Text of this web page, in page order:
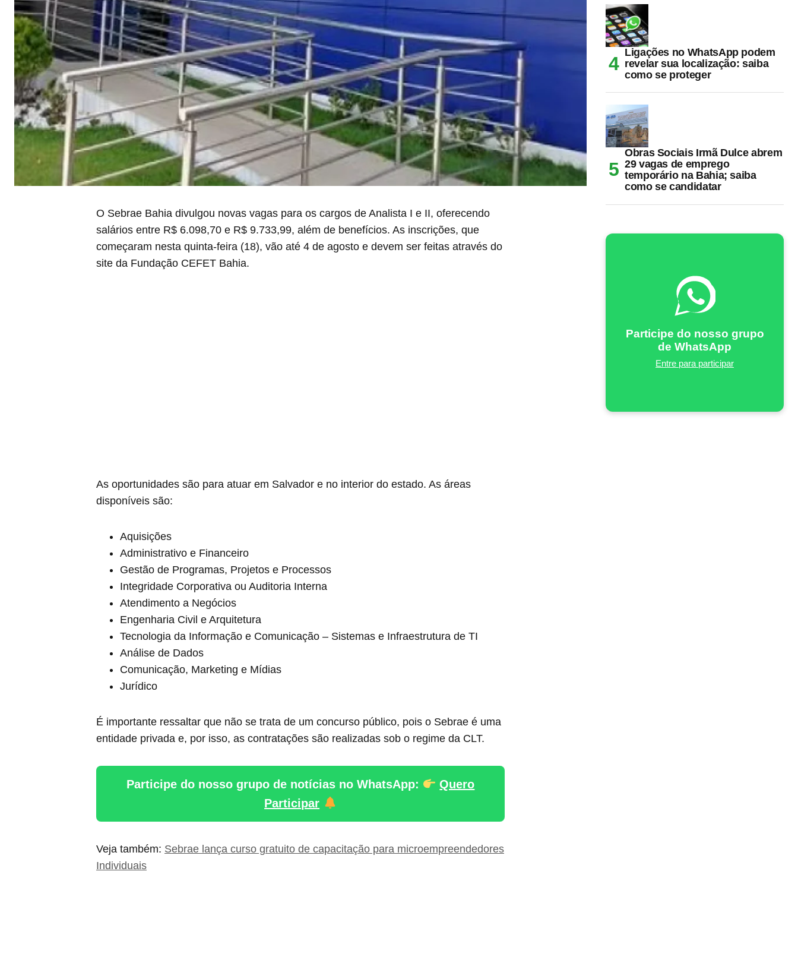
O Sebrae Bahia divulgou novas vagas para os cargos de Analista I e II, oferecendo
salários entre R$ 6.098,70 e R$ 9.733,99, além de benefícios. As inscrições, que
começaram nesta quinta-feira (18), vão até 4 de agosto e devem ser feitas através do
site da Fundação CEFET Bahia.
As oportunidades são para atuar em Salvador e no interior do estado. As áreas
disponíveis são:
Aquisições
Administrativo e Financeiro
Gestão de Programas, Projetos e Processos
Integridade Corporativa ou Auditoria Interna
Atendimento a Negócios
Engenharia Civil e Arquitetura
Tecnologia da Informação e Comunicação – Sistemas e Infraestrutura de TI
Análise de Dados
Comunicação, Marketing e Mídias
Jurídico
É importante ressaltar que não se trata de um concurso público, pois o Sebrae é uma
entidade privada e, por isso, as contratações são realizadas sob o regime da CLT.
Participe do nosso grupo de notícias no WhatsApp:
Quero
Participar
Veja também: Sebrae lança curso gratuito de capacitação para microempreendedores
Individuais
Ligações no WhatsApp podem
revelar sua localização: saiba
como se proteger
Obras Sociais Irmã Dulce abrem
29 vagas de emprego
temporário na Bahia; saiba
como se candidatar
Participe do nosso grupo
de WhatsApp
Entre para participar